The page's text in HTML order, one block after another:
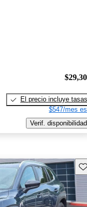
El precio incluye tasas
$547/mes
Verif. disponibilidad